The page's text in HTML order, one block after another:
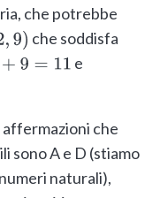
che potrebbe
,9)
che soddisfa
+9 =11
e
affermazioni che
sono A e D (stiamo
naturali),